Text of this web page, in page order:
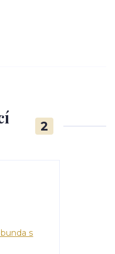
2